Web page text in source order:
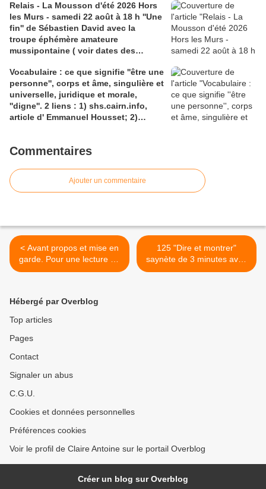
avenue Pinchard
Relais - La Mousson d'été 2026 Hors
les Murs - samedi 22 août à 18 h ''Une
fin'' de Sébastien David avec la
troupe éphémère amateure
mussipontaine ( voir dates des
dramaturgie Lola Molina à l’Espace
Saint-Laurent, Pont-à-Mousson 2
liens : 1) lien meec.org; 2)
lemeac.com
Vocabulaire : ce que signifie ''être une
personne'', corps et âme, singulière et
universelle, juridique et morale,
''digne''. 2 liens : 1) shs.cairn.info,
article d' Emmanuel Housset; 2)
Commentaires
Ajouter un commentaire
< Avant propos et mise en
garde. Pour une lecture du
"Magicien Muzot" de E.M.
ascomemo.chez.com/polem
iques pour un article de
''Attention au lissage de
125 "Dire et montrer"
saynète de 3 minutes avec
un camescope >
Hébergé par Overblog
Top articles
Pages
Contact
Signaler un abus
C.G.U.
Cookies et données personnelles
Préférences cookies
Voir le profil de Claire Antoine sur le portail Overblog
Créer un blog sur Overblog